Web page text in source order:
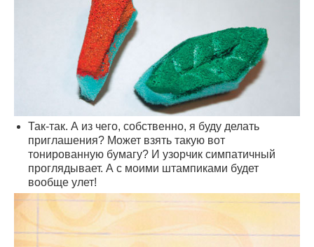
Так-так. А из чего, собственно, я буду делать
приглашения? Может взять такую вот
тонированную бумагу? И узорчик симпатичный
проглядывает. А с моими штампиками будет
вообще улет!